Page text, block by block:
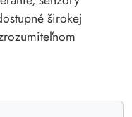
širokej